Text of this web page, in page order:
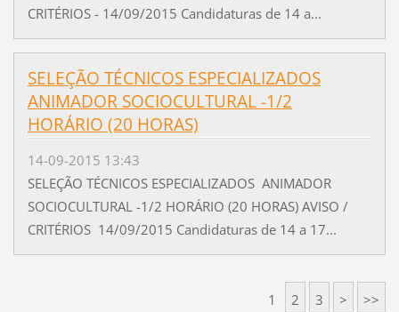
CRITÉRIOS - 14/09/2015 Candidaturas de 14 a...
SELEÇÃO TÉCNICOS ESPECIALIZADOS
ANIMADOR SOCIOCULTURAL -1/2
HORÁRIO (20 HORAS)
14-09-2015 13:43
SELEÇÃO TÉCNICOS ESPECIALIZADOS ANIMADOR
SOCIOCULTURAL -1/2 HORÁRIO (20 HORAS) AVISO /
CRITÉRIOS 14/09/2015 Candidaturas de 14 a 17...
1 2 3 > >>